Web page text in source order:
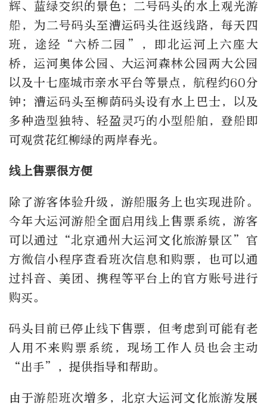
辉、蓝绿交织的景色；二号码头的水上观光游
船，为二号码头至漕运码头往返线路，每天四
班，途经“六桥二园”，即北运河上六座大
桥，运河奥体公园、大运河森林公园两大公园
以及十七座城市亲水平台等景点，航程约60分
钟；漕运码头至柳荫码头设有水上巴士，以及
多种造型独特、轻盈灵巧的小型船舶，登船即
可观赏花红柳绿的两岸春光。
线上售票很方便
除了游客体验升级，游船服务上也实现进阶。
今年大运河游船全面启用线上售票系统，游客
可以通过“北京通州大运河文化旅游景区”官
方微信小程序查看班次信息和购票，也可以通
过抖音、美团、携程等平台上的官方账号进行
购买。
码头目前已停止线下售票，但考虑到可能有老
人用不来购票系统，现场工作人员也会主动
“出手”，提供指导和帮助。
由于游船班次增多，北京大运河文化旅游发展